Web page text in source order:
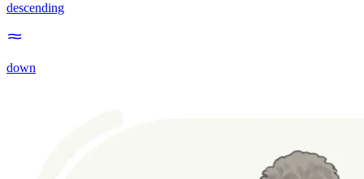
descending
down